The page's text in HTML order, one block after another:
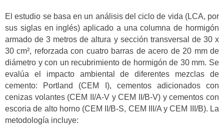
El estudio se basa en un análisis del ciclo de vida (LCA, por
sus siglas en inglés) aplicado a una columna de hormigón
armado de 3 metros de altura y sección transversal de 30 x
30 cm², reforzada con cuatro barras de acero de 20 mm de
diámetro y con un recubrimiento de hormigón de 30 mm. Se
evalúa el impacto ambiental de diferentes mezclas de
cemento: Portland (CEM I), cementos adicionados con
cenizas volantes (CEM II/A-V y CEM II/B-V) y cementos con
escoria de alto horno (CEM II/B-S, CEM III/A y CEM III/B). La
metodología incluye: